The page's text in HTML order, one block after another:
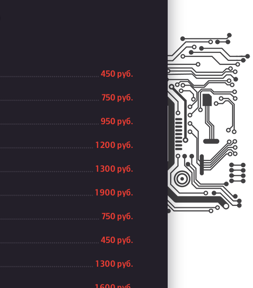
450 руб.
750 руб.
950 руб.
1 200 руб.
1 300 руб.
1 900 руб.
750 руб.
450 руб.
1 300 руб.